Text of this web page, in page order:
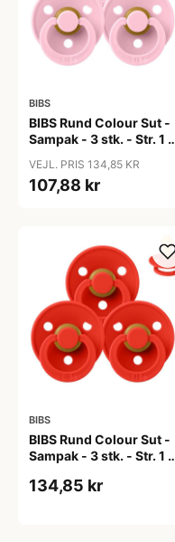
BIBS
BIBS Rund Colour Sut -
Sampak - 3 stk. - Str. 1 -
VEJL. PRIS 134,85 KR
107,88 kr
BIBS
BIBS Rund Colour Sut -
Sampak - 3 stk. - Str. 1 -
134,85 kr